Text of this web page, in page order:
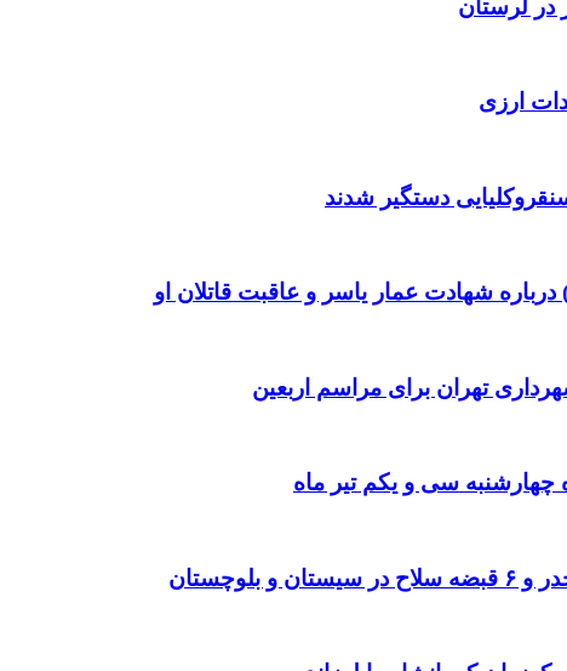
دستگیر شدند
شهادت عمار یاسر و عاقبت قاتلان او
چهارشنبه سی و یکم تیر ماه